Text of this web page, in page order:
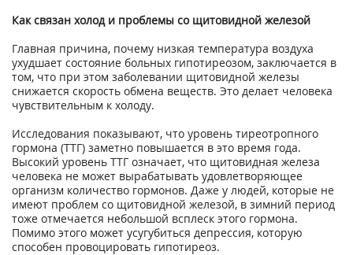
Как связан холод и проблемы со щитовидной железой
Главная причина, почему низкая температура воздуха
ухудшает состояние больных гипотиреозом, заключается в
том, что при этом заболевании щитовидной железы
снижается скорость обмена веществ. Это делает человека
чувствительным к холоду.
Исследования показывают, что уровень тиреотропного
гормона (ТТГ) заметно повышается в это время года.
Высокий уровень ТТГ означает, что щитовидная железа
человека не может вырабатывать удовлетворяющее
организм количество гормонов. Даже у людей, которые не
имеют проблем со щитовидной железой, в зимний период
тоже отмечается небольшой всплеск этого гормона.
Помимо этого может усугубиться депрессия, которую
способен провоцировать гипотиреоз.